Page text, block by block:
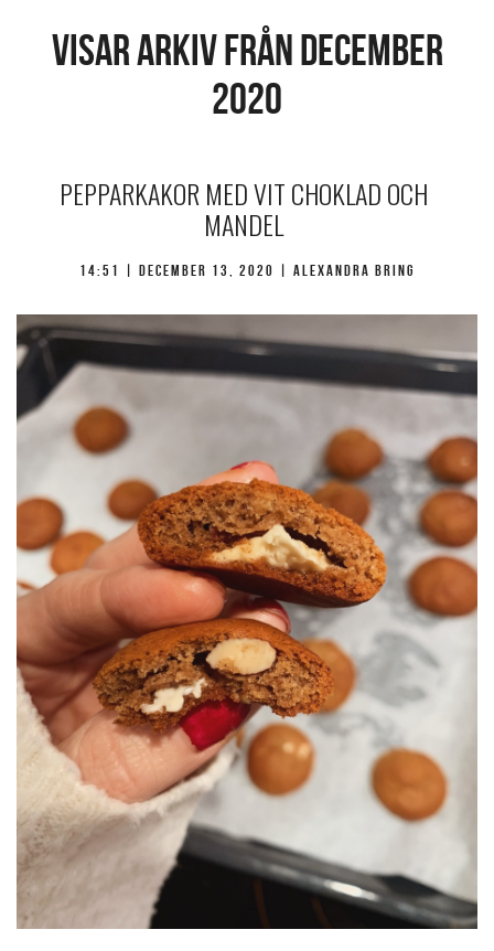
Visar arkiv från december
2020
PEPPARKAKOR MED VIT CHOKLAD OCH
MANDEL
14:51 | december 13, 2020 | Alexandra Bring